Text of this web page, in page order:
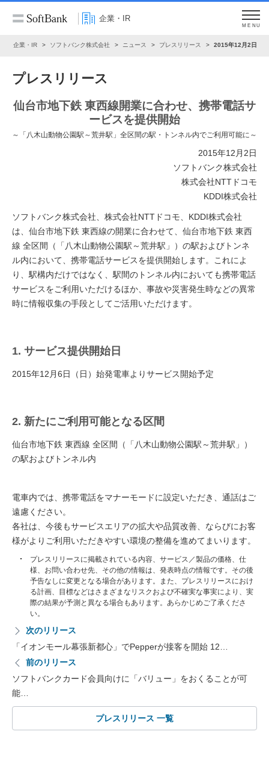
企業・IR
MENU
企業・IR ソフトバンク株式会社 ニュース プレスリリース 2015年12月2日
プレスリリース
仙台市地下鉄 東西線開業に合わせ、携帯電話サ
ービスを提供開始
～「八木山動物公園駅～荒井駅」全区間の駅・トンネル内でご利用可能に～
2015年12月2日
ソフトバンク株式会社
株式会社NTTドコモ
KDDI株式会社
ソフトバンク株式会社、株式会社NTTドコモ、KDDI株式会社
は、仙台市地下鉄 東西線の開業に合わせて、仙台市地下鉄 東西
線 全区間（「八木山動物公園駅～荒井駅」）の駅およびトンネ
ル内において、携帯電話サービスを提供開始します。これによ
り、駅構内だけではなく、駅間のトンネル内においても携帯電話
サービスをご利用いただけるほか、事故や災害発生時などの異常
時に情報収集の手段としてご活用いただけます。
1. サービス提供開始日
2015年12月6日（日）始発電車よりサービス開始予定
2. 新たにご利用可能となる区間
仙台市地下鉄 東西線 全区間（「八木山動物公園駅～荒井駅」）
の駅およびトンネル内
電車内では、携帯電話をマナーモードに設定いただき、通話はご
遠慮ください。
各社は、今後もサービスエリアの拡大や品質改善、ならびにお客
様がよりご利用いただきやすい環境の整備を進めてまいります。
プレスリリースに掲載されている内容、サービス／製品の価格、仕
様、お問い合わせ先、その他の情報は、発表時点の情報です。その後
予告なしに変更となる場合があります。また、プレスリリースにおけ
る計画、目標などはさまざまなリスクおよび不確実な事実により、実
際の結果が予測と異なる場合もあります。あらかじめご了承くださ
い。
次のリリース
「イオンモール幕張新都心」でPepperが接客を開始 12…
前のリリース
ソフトバンクカード会員向けに「バリュー」をおくることが可
能…
プレスリリース 一覧